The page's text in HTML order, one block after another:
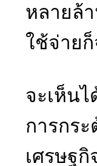
หลายล้
ใช้จ่าย
จะเห็น
การกร
เศรษฐ